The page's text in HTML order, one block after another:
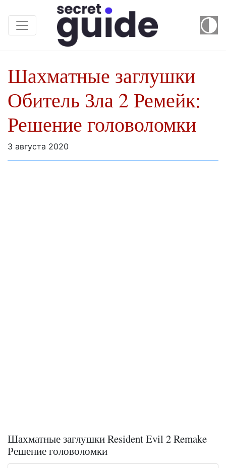
Шахматные заглушки
Обитель Зла 2 Ремейк:
Решение головоломки
3 августа 2020
Шахматные заглушки Resident Evil 2 Remake
Решение головоломки